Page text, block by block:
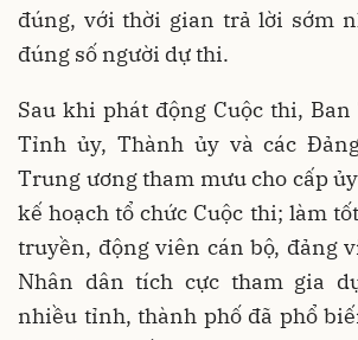
đúng, với thời gian trả lời sớm
đúng số người dự thi.
Sau khi phát động Cuộc thi,
Tỉnh ủy, Thành ủy và các
Trung ương tham mưu cho cấp
kế hoạch tổ chức Cuộc thi; làm
truyền, động viên cán bộ, đảng
Nhân dân tích cực tham gia
nhiều tỉnh, thành phố đã phổ